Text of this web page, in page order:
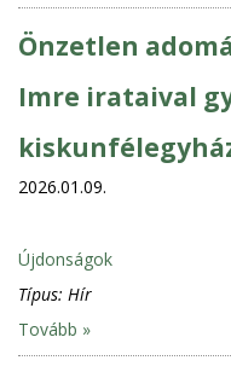
Önzetlen
Imre irataival
2026.01.09.
Újdonságok
Típus: Hír
Tovább »